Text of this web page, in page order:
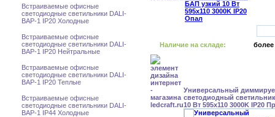
Встраиваемые офисные
светодиодные светильники DALI-
BAP-1 IP20 Холодные
Встраиваемые офисные
светодиодные светильники DALI-
BAP-1 IP20 Нейтральные
Встраиваемые офисные
светодиодные светильники DALI-
BAP-1 IP20 Теплые
Встраиваемые офисные
светодиодные светильники DALI-
BAP-1 IP44 Холодные
Наличие на складе: более
Универсальный
светодиодный
10 Вт 595x110 3000K IP20